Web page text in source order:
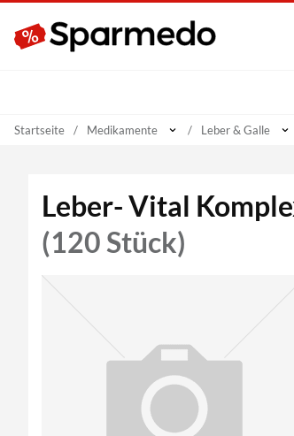
Startseite Medikamente Leber & Galle
Leber- Vital
(120 Stück)